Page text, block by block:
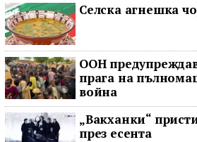
Селска агнешка
ООН
прага на
война
„Вакханки“
през есента